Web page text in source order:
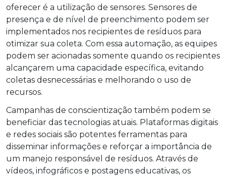
oferecer é a utilização de sensores. Sensores de
presença e de nível de preenchimento podem ser
implementados nos recipientes de resíduos para
otimizar sua coleta. Com essa automação, as equipes
podem ser acionadas somente quando os recipientes
alcançarem uma capacidade específica, evitando
coletas desnecessárias e melhorando o uso de
recursos.
Campanhas de conscientização também podem se
beneficiar das tecnologias atuais. Plataformas digitais
e redes sociais são potentes ferramentas para
disseminar informações e reforçar a importância de
um manejo responsável de resíduos. Através de
vídeos, infográficos e postagens educativas, os